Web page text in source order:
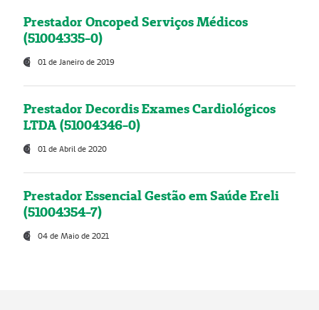
Prestador Oncoped Serviços Médicos
(51004335-0)
01 de Janeiro de 2019
Prestador Decordis Exames Cardiológicos
LTDA (51004346-0)
01 de Abril de 2020
Prestador Essencial Gestão em Saúde Ereli
(51004354-7)
04 de Maio de 2021